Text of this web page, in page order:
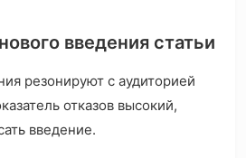
введения статьи
резонируют с аудиторией
отказов высокий,
введение.